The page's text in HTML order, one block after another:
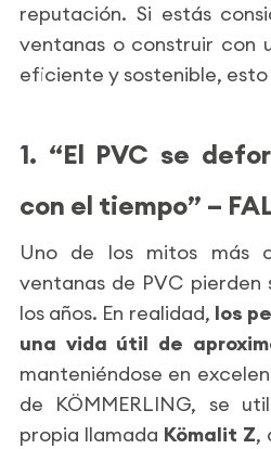
reputación. Si estás
ventanas o construir con
eficiente y sostenible,
1. “El PVC se
con el tiempo” –
Uno de los mitos más
ventanas de PVC
los años. En realidad, los
una vida útil de
manteniéndose en
de KÖMMERLING, se
propia llamada Kömalit Z,